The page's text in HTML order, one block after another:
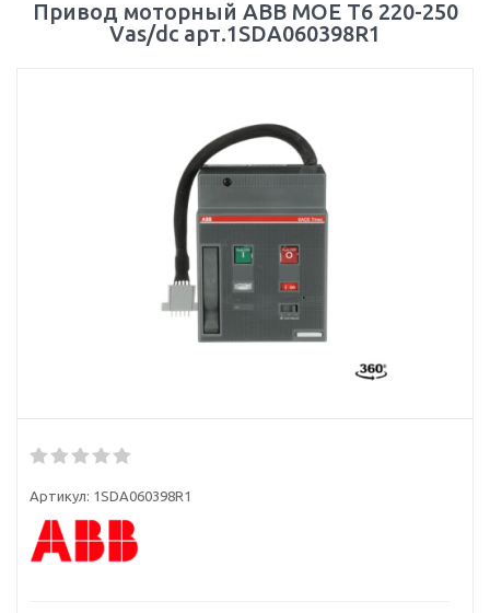
Привод моторный АВВ MOE T6 220-250
Vas/dc арт.1SDA060398R1
Артикул: 1SDA060398R1